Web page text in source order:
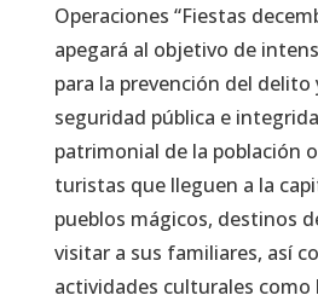
Operaciones “Fiestas
apegará al objetivo de
para la prevención del delito
seguridad pública e
patrimonial de la población
turistas que lleguen a la
pueblos mágicos, destinos
visitar a sus familiares, así
actividades culturales como